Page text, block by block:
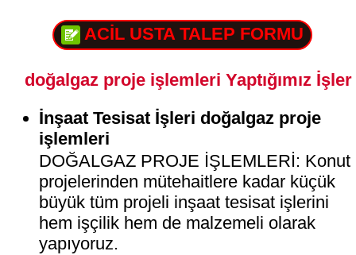
ACİL USTA TALEP FORMU
doğalgaz proje işlemleri Yaptığımız İşler
İnşaat Tesisat İşleri doğalgaz proje
işlemleri
DOĞALGAZ PROJE İŞLEMLERİ: Konut
projelerinden mütehaitlere kadar küçük
büyük tüm projeli inşaat tesisat işlerini
hem işçilik hem de malzemeli olarak
yapıyoruz.